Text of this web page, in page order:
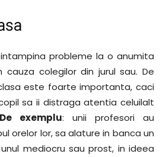
probleme la o anumita
cauza colegilor din jurul sau. De
este foarte importanta, caci
sa ii distraga atentia celuilalt
De exemplu: unii profesori au
orelor lor, sa alature in banca un
mediocru sau prost, in ideea